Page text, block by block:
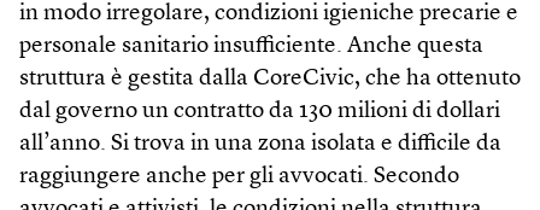
in modo irregolare, condizioni igieniche precarie e
personale sanitario insufficiente. Anche questa
struttura è gestita dalla CoreCivic, che ha ottenuto
dal governo un contratto da 130 milioni di dollari
all’anno. Si trova in una zona isolata e difficile da
raggiungere anche per gli avvocati. Secondo